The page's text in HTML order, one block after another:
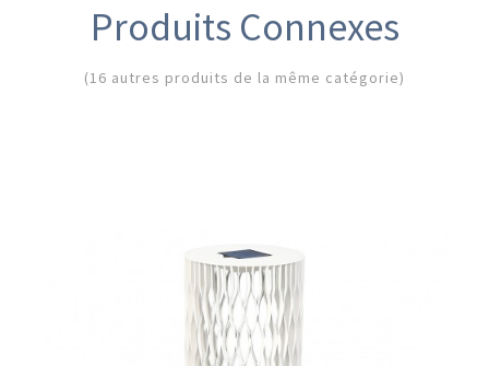
Produits Connexes
(16 autres produits de la même catégorie)